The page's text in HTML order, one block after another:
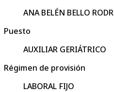
ANA BELÉN BELLO
Puesto
AUXILIAR GERIÁTRICO
Régimen de provisión
LABORAL FIJO